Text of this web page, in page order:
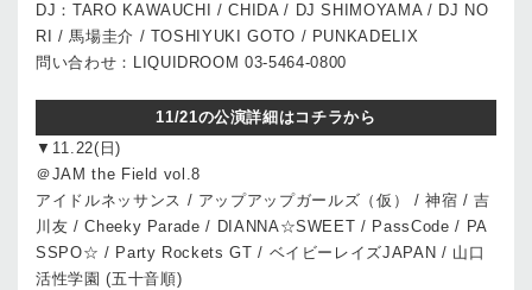
DJ：TARO KAWAUCHI / CHIDA / DJ SHIMOYAMA / DJ NO
RI / 馬場圭介 / TOSHIYUKI GOTO / PUNKADELIX
問い合わせ：LIQUIDROOM 03-5464-0800
11/21の公演詳細はコチラから
▼11.22(日)
＠JAM the Field vol.8
アイドルネッサンス / アップアップガールズ（仮） / 神宿 / 吉
川友 / Cheeky Parade / DIANNA☆SWEET / PassCode / PA
SSPO☆ / Party Rockets GT / ベイビーレイズJAPAN / 山口
活性学園 (五十音順)